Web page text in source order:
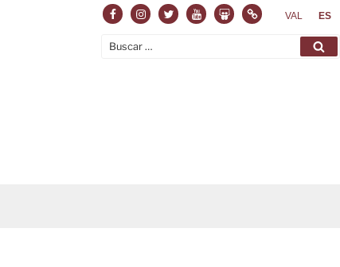
FacebookInstagram
TwitterYoutubeSlideshare
NormasVAL ES
Buscar